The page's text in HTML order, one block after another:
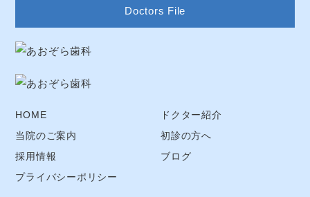
Doctors File
HOME
ドクター紹介
当院のご案内
初診の方へ
採用情報
ブログ
プライバシーポリシー